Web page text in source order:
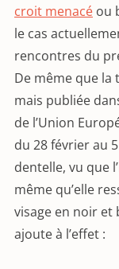
croit menacé ou
le cas
rencontres du
De même que
mais publiée
de l’Union
du 28 février au
dentelle, vu que
même qu’elle
visage en noir et
ajoute à l’effet :